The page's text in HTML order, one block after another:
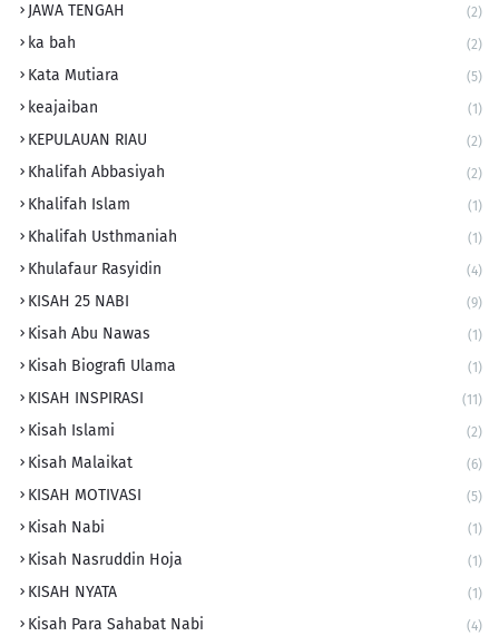
JAWA TENGAH (2)
ka bah (2)
Kata Mutiara (5)
keajaiban (1)
KEPULAUAN RIAU (2)
Khalifah Abbasiyah (2)
Khalifah Islam (1)
Khalifah Usthmaniah (1)
Khulafaur Rasyidin (4)
KISAH 25 NABI (9)
Kisah Abu Nawas (1)
Kisah Biografi Ulama (1)
KISAH INSPIRASI (11)
Kisah Islami (2)
Kisah Malaikat (6)
KISAH MOTIVASI (5)
Kisah Nabi (1)
Kisah Nasruddin Hoja (1)
KISAH NYATA (1)
Kisah Para Sahabat Nabi (4)